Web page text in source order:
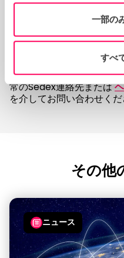
一部の
すべ
顧客の契約履歴を保持し
連絡を取る
更新された利用規約に関
常のSedex連絡先または
を介してお問い合わせくだ
その他
ニュース